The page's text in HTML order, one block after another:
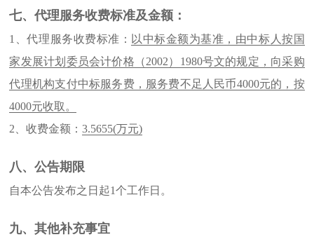
七、代理服务收费标准及金额：
1、代理服务收费标准： 以中标金额为基准，由中标人按国
家发展计划委员会计价格（2002）1980号文的规定，向采购
代理机构支付中标服务费，服务费不足人民币4000元的，按
4000元收取。
2、收费金额：3.5655(万元)
八、公告期限
自本公告发布之日起1个工作日。
九、其他补充事宜